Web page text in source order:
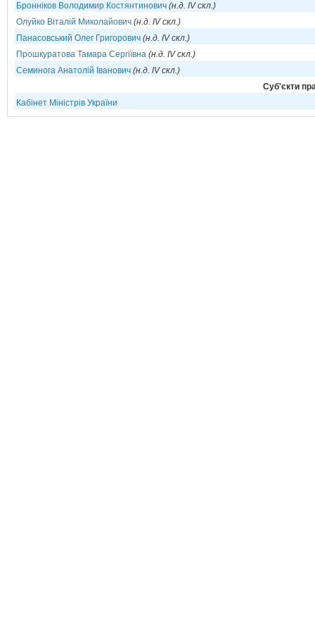
Бронніков Володимир Костянтинович (н.д. IV скл.)
Олуйко Віталій Миколайович (н.д. IV скл.)
Панасовський Олег Григорович (н.д. IV скл.)
Прошкуратова Тамара Сергіївна (н.д. IV скл.)
Семинога Анатолій Іванович (н.д. IV скл.)
Cуб'єкти
Кабінет Міністрів України